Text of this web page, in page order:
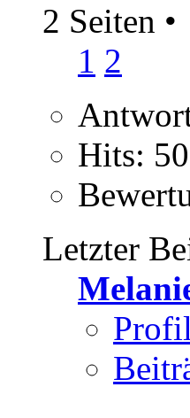
2 Seiten •
1 2
Hits:
Letzter
Profil